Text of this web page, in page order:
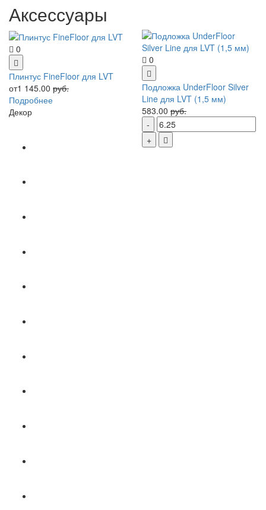
Аксессуары
0
Плинтус FineFloor для LVT
от1 145.00 руб.
Подробнее
Декор
0
Подложка UnderFloor Silver
Line для LVT (1,5 мм)
583.00 руб.